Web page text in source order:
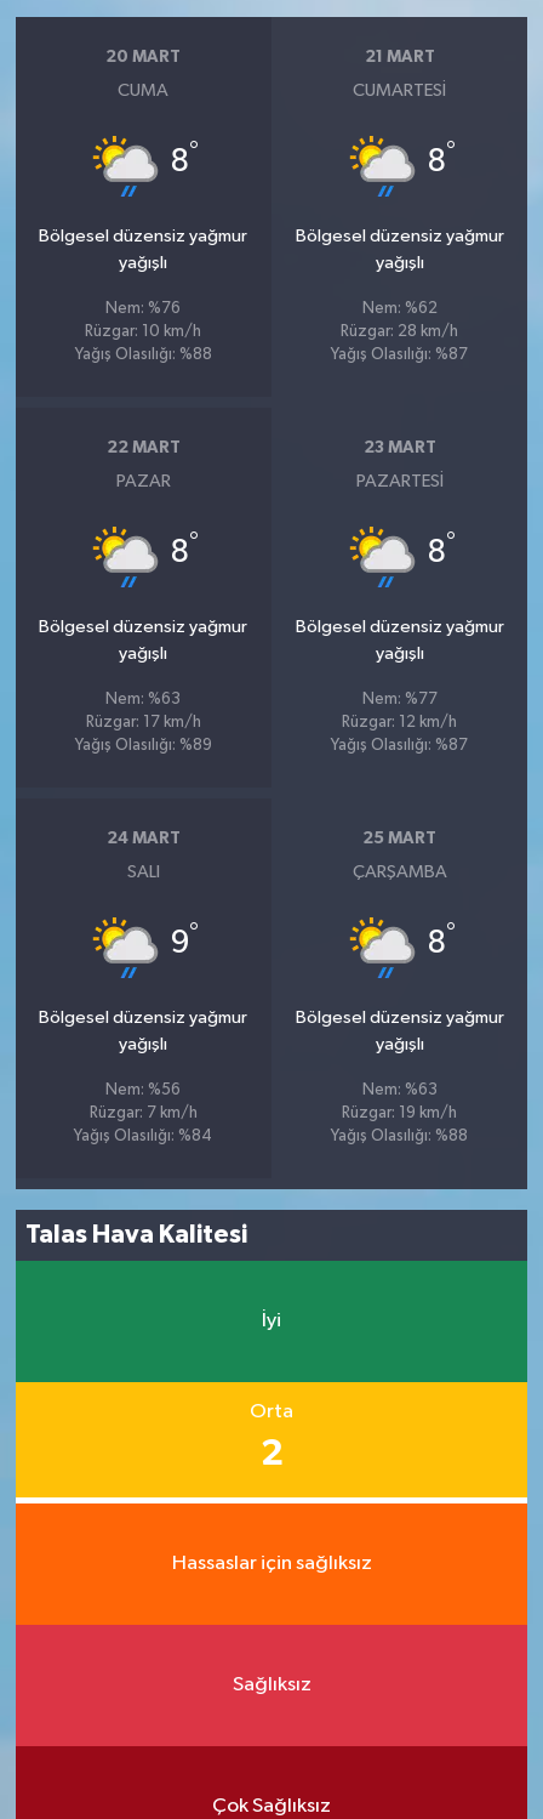
20 MART
CUMA
8°
Bölgesel düzensiz yağmur
yağışlı
Nem: %76
Rüzgar: 10 km/h
Yağış Olasılığı: %88
21 MART
CUMARTESI
8°
Bölgesel düzensiz yağmur
yağışlı
Nem: %62
Rüzgar: 28 km/h
Yağış Olasılığı: %87
22 MART
PAZAR
8°
Bölgesel düzensiz yağmur
yağışlı
Nem: %63
Rüzgar: 17 km/h
Yağış Olasılığı: %89
23 MART
PAZARTESI
8°
Bölgesel düzensiz yağmur
yağışlı
Nem: %77
Rüzgar: 12 km/h
Yağış Olasılığı: %87
24 MART
SALI
9°
Bölgesel düzensiz yağmur
yağışlı
Nem: %56
Rüzgar: 7 km/h
Yağış Olasılığı: %84
25 MART
ÇARŞAMBA
8°
Bölgesel düzensiz yağmur
yağışlı
Nem: %63
Rüzgar: 19 km/h
Yağış Olasılığı: %88
Talas Hava Kalitesi
İyi
Orta
2
Hassaslar için sağlıksız
Sağlıksız
Çok Sağlıksız